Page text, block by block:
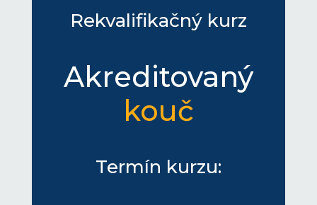
Rekvalifikačný kurz
Akreditovaný
kouč
Termín kurzu: